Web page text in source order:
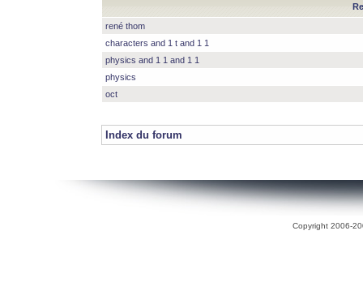
rené thom
characters and 1 t and 1 1
physics and 1 1 and 1 1
physics
oct
Index du forum
Copyright 2006-